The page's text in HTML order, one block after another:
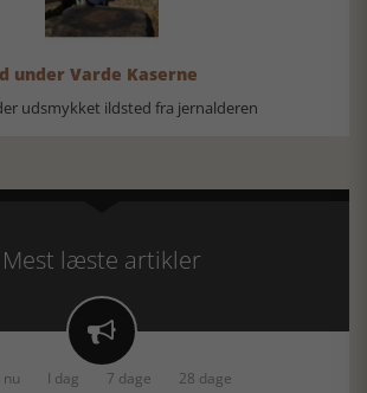
under Varde Kaserne
udsmykket ildsted fra jernalderen
Mest læste artikler

nu I dag 7 dage 28 dage